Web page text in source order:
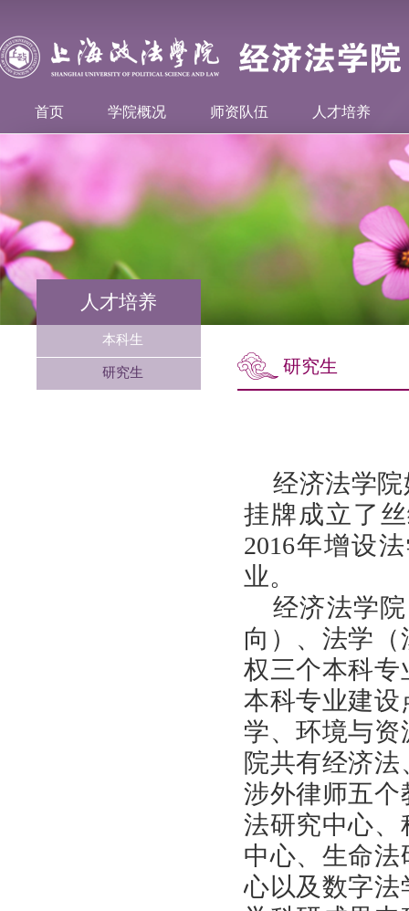
首页 学院概况 师资队伍 人才培养
人才培养
本科生
研究生 研究生
经济法学
挂牌成立了
2016年增设
业。
经济法学院
向）、法学
权三个本科专
本科专业建设
学、环境与
院共有经济
涉外律师五个
法研究中心、
中心、生命
心以及数字法